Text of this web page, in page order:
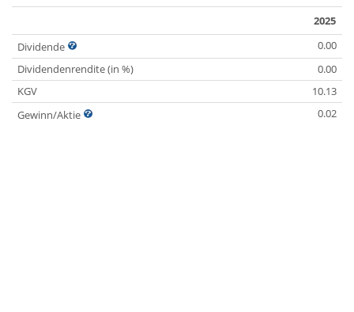
2025
Dividende
0.00
Dividendenrendite (in %)
0.00
KGV
10.13
Gewinn/Aktie
0.02